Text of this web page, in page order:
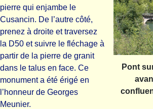
Pont
pierre qui enjambe le
Cusancin. De l’autre côté,
prenez à droite et traversez
la D50 et suivre le fléchage à
partir de la pierre de granit
dans le talus en face. Ce
monument a été érigé en
l’honneur de Georges
Meunier.